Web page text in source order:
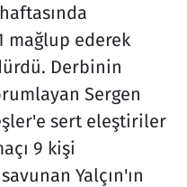
mağlup ederek
Derbinin
Sergen
sert eleştiriler
9 kişi
Yalçın'ın